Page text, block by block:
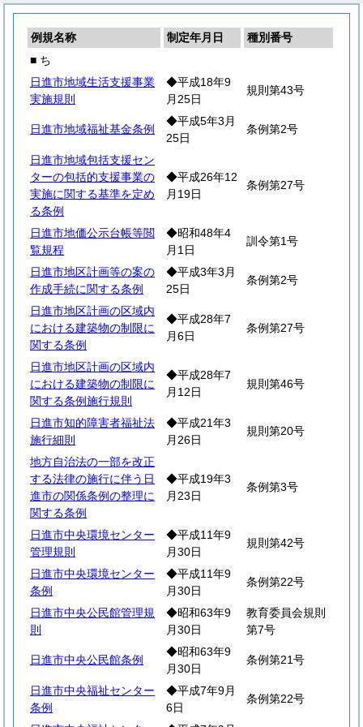
例規名称 制定年月日
種別番号
■ ち
日進市地域生活支援事業
実施規則
◆平成18年9
月25日
規則第43号
日進市地域福祉基金条例
◆平成5年3月
25日
条例第2号
日進市地域包括支援セン
ターの包括的支援事業の
実施に関する基準を定め
る条例
◆平成26年12
月19日
条例第27号
日進市地価公示台帳等閲
覧規程
◆昭和48年4
月1日
訓令第1号
日進市地区計画等の案の
作成手続に関する条例
◆平成3年3月
25日
条例第2号
日進市地区計画の区域内
における建築物の制限に
関する条例
◆平成28年7
月6日
条例第27号
日進市地区計画の区域内
における建築物の制限に
関する条例施行規則
◆平成28年7
月12日
規則第46号
日進市知的障害者福祉法
施行細則
◆平成21年3
月26日
規則第20号
地方自治法の一部を改正
する法律の施行に伴う日
進市の関係条例の整理に
関する条例
◆平成19年3
月23日
条例第3号
日進市中央環境センター
管理規則
◆平成11年9
月30日
規則第42号
日進市中央環境センター
条例
◆平成11年9
月30日
条例第22号
日進市中央公民館管理規
則
◆昭和63年9
月30日
教育委員会規則
第7号
日進市中央公民館条例
◆昭和63年9
月30日
条例第21号
日進市中央福祉センター
条例
◆平成7年9月
6日
条例第22号